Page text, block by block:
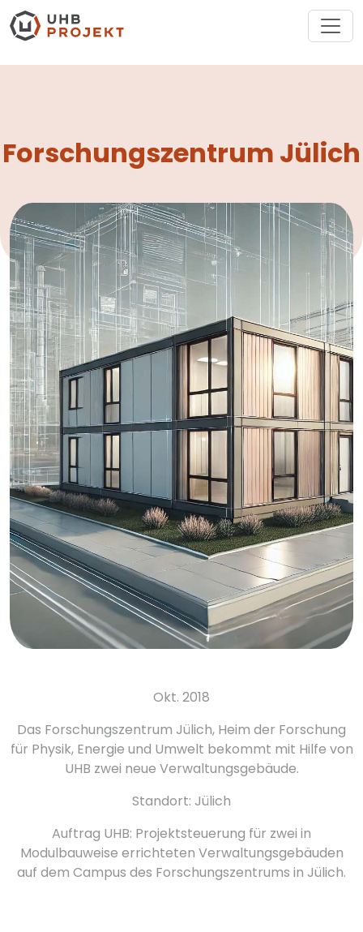
Forschungszentrum Jülich
Okt. 2018
Das Forschungszentrum Jülich, Heim der Forschung
für Physik, Energie und Umwelt bekommt mit Hilfe von
UHB zwei neue Verwaltungsgebäude.
Standort: Jülich
Auftrag UHB: Projektsteuerung für zwei in
Modulbauweise errichteten Verwaltungsgebäuden
auf dem Campus des Forschungszentrums in Jülich.